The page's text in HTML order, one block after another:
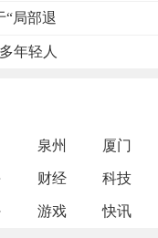
“局部退
年轻人
泉州 厦门
财经 科技
游戏 快讯